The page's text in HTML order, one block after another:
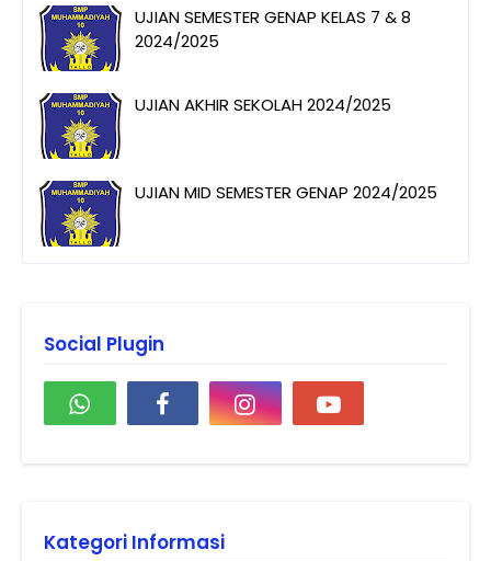
UJIAN SEMESTER GENAP KELAS 7 & 8
2024/2025
UJIAN AKHIR SEKOLAH 2024/2025
UJIAN MID SEMESTER GENAP 2024/2025
Social Plugin
Kategori Informasi